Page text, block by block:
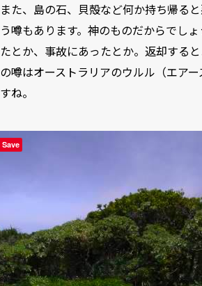
また、島の石、貝殻など何か持ち帰る
う噂もあります。神のものだからでし
たとか、事故にあったとか。返却する
の噂はオーストラリアのウルル（エア
すね。
Save